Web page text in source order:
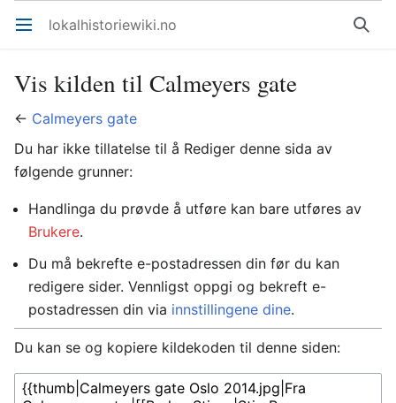
Åpne hovedmenyen lokalhistoriewiki.no Søk
Vis kilden til Calmeyers gate
← Calmeyers gate
Du har ikke tillatelse til å Rediger denne sida av
følgende grunner:
Handlinga du prøvde å utføre kan bare utføres av
Brukere.
Du må bekrefte e-postadressen din før du kan
redigere sider. Vennligst oppgi og bekreft e-
postadressen din via innstillingene dine.
Du kan se og kopiere kildekoden til denne siden: